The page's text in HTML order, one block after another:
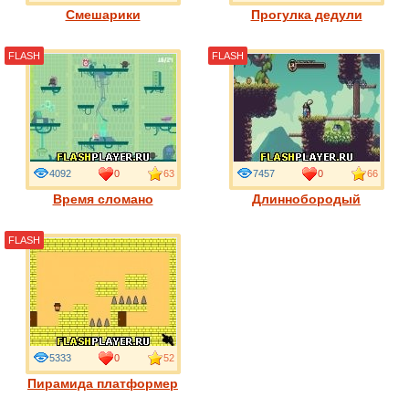
Смешарики Прогулка дедули
Время сломано
4092 0 63
FLASH
Длиннобородый
7457 0 66
FLASH
Пирамида платформер
5333 0 52
FLASH